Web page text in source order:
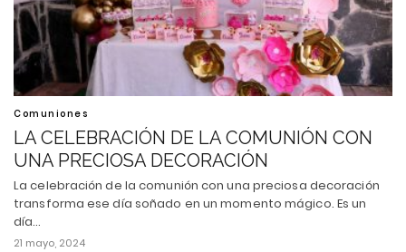
Comuniones
LA CELEBRACIÓN DE LA COMUNIÓN CON
UNA PRECIOSA DECORACIÓN
La celebración de la comunión con una preciosa decoración
transforma ese día soñado en un momento mágico. Es un
día…
21 mayo, 2024